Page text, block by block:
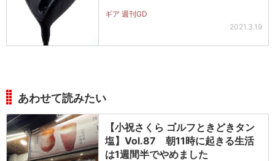
ギア 週刊GD
2021.3.19
あわせて読みたい
【小祝さくら ゴルフときどきタン
塩】Vol.87 朝11時に起きる生活
は1週間半でやめました